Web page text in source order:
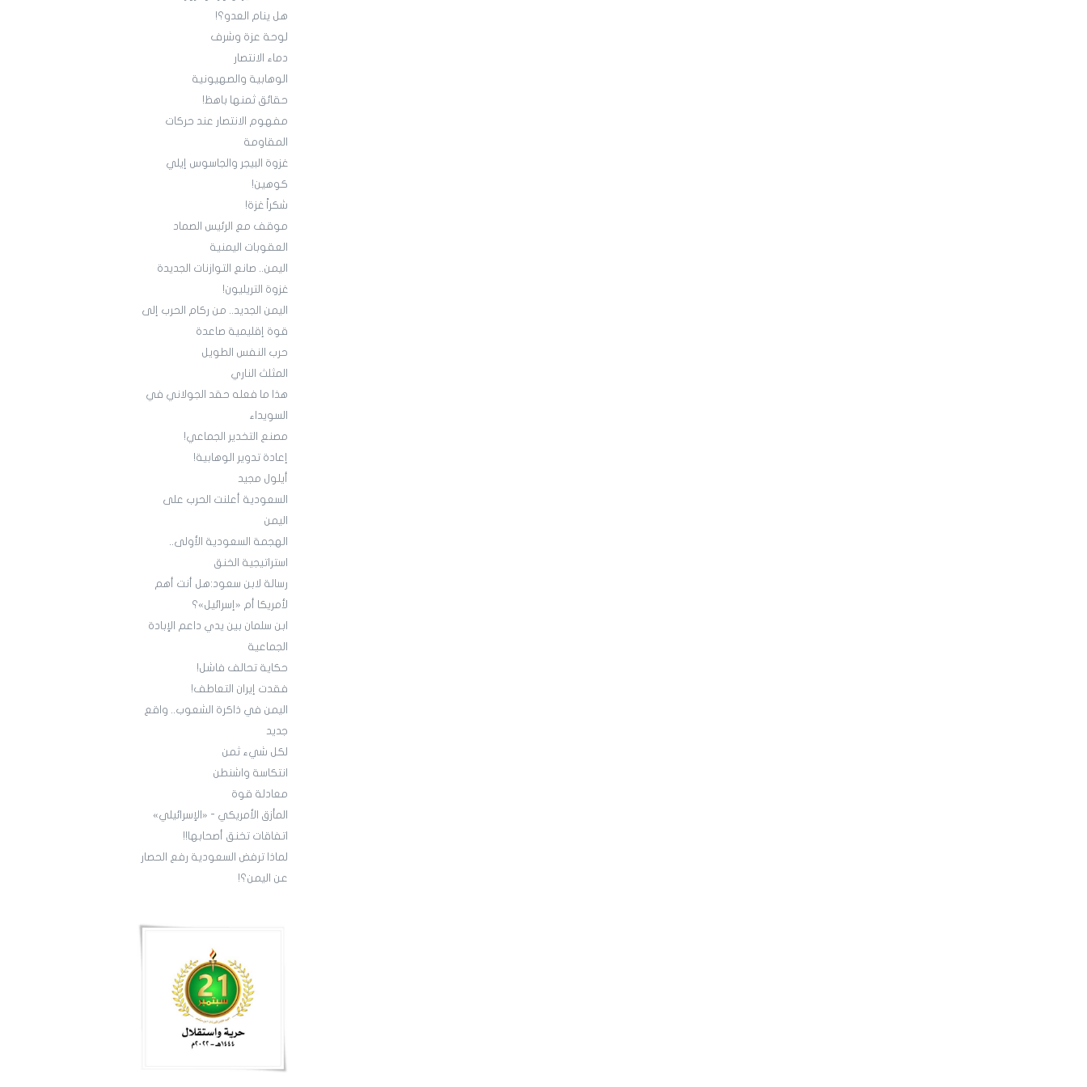
هل ينام العدو؟!
لوحة عزة وشرف
دماء الانتصار
الوهابية والصهيونية
حقائق ثمنها باهظ!
مفهوم الانتصار عند حركات
المقاومة
غزوة البيجر والجاسوس إيلي
كوهين!‏
شكراً غزة‎!
موقف مع الرئيس الصماد
العقوبات اليمنية
‏اليمن.. صانع التوازنات الجديدة
غزوة التريليون!
‏اليمن الجديد.. من ركام الحرب إلى
قوة إقليمية صاعدة
حرب النفس الطويل
المثلث الناري
هذا ما فعله حقد الجولاني في
السويداء
مصنع التخدير الجماعي!
إعادة تدوير ‏الوهابية!
أيلول مجيد
السعودية أعلنت الحرب على
اليمن
الهجمة السعودية الأولى..
استراتيجية الخنق
‏رسالة لابن سعود:‏هل أنت أهم
لأمريكا أم «إسرائيل»؟
ابن سلمان بين يدي داعم الإبادة
الجماعية
حكاية تحالف فاشل!
‏فقدت إيران التعاطف!
اليمن في ذاكرة الشعوب.. واقع
جديد
لكل شيء ثمن
انتكاسة واشنطن
معادلة قوة
‏المأزق الأمريكي - «الإسرائيلي»
‏اتفاقات تخنق أصحابها!!
‏لماذا ترفض السعودية رفع الحصار
عن اليمن؟!